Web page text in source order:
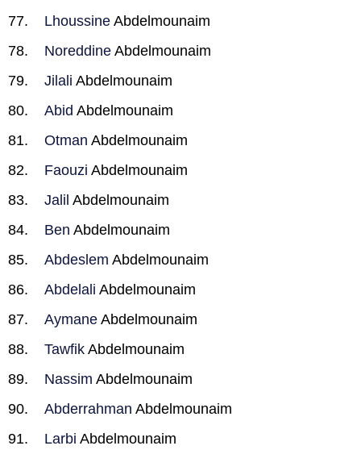
Lhoussine Abdelmounaim
Noreddine Abdelmounaim
Jilali Abdelmounaim
Abid Abdelmounaim
Otman Abdelmounaim
Faouzi Abdelmounaim
Jalil Abdelmounaim
Ben Abdelmounaim
Abdeslem Abdelmounaim
Abdelali Abdelmounaim
Aymane Abdelmounaim
Tawfik Abdelmounaim
Nassim Abdelmounaim
Abderrahman Abdelmounaim
Larbi Abdelmounaim